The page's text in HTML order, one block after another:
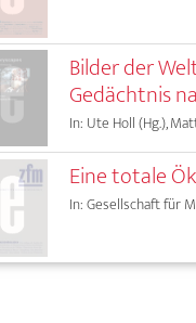
Bilder der
Gedächtnis
In: Ute Holl (Hg.),
Eine totale
In: Gesellschaft für